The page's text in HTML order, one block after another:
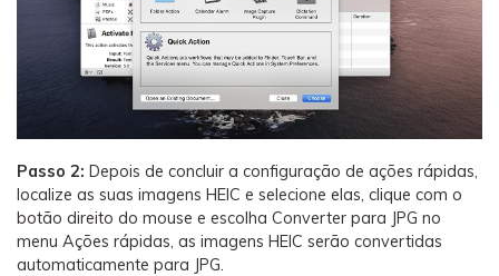
Passo 2: Depois de concluir a configuração de ações rápidas,
localize as suas imagens HEIC e selecione elas, clique com o
botão direito do mouse e escolha Converter para JPG no
menu Ações rápidas, as imagens HEIC serão convertidas
automaticamente para JPG.